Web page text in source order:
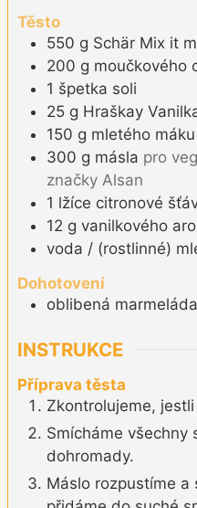
Těsto
550 g Schär Mix it
200 g moučkového
1 špetka soli
25 g Hraškay
150 g mletého máku
300 g másla pro
značky Alsan
1 lžíce citronové
12 g vanilkového
voda / (rostlinné)
Dohotovení
oblibená marmeláda
INSTRUKCE
Příprava těsta
Zkontrolujeme,
Smícháme všechny
dohromady.
Máslo rozpustíme a